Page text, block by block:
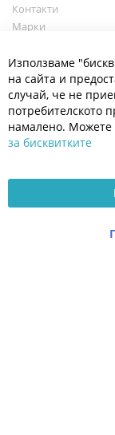
Контакти
Марки
Полезно
Общи условия
Политика за
Платформа за OPC
Доставка и плащане
Използваме
на сайта и
случай, че не
потребителското
намалено. Можете
за бисквитките